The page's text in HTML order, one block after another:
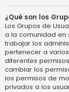
¿Qué son los
Los Grupos de
a la comunidad en
trabajar los
pertenecer a
diferentes
cambiar los
los permisos de
privados a los